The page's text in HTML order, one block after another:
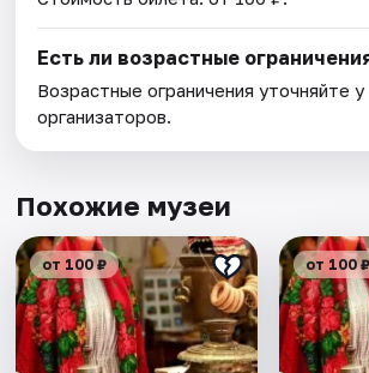
Есть ли возрастные
Возрастные ограничения уточняйте у
организаторов.
Похожие музеи
от 100 ₽ от 100 ₽